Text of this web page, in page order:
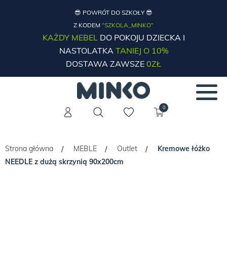
😎 POWRÓT DO SZKOŁY 😎
Z KODEM “SZKOLA_MINKO”
KAŻDY MEBELDO POKOJU DZIECKA I
NASTOLATKATANIEJ O 10%
DOSTAWA ZAWSZE 0ZŁ
0
Strona główna / MEBLE / Outlet /
Kremowe łóżko
NEEDLE z dużą skrzynią 90x200cm